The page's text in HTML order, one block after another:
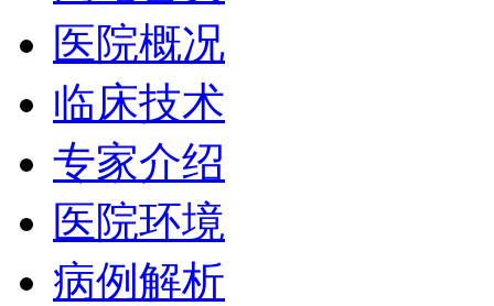
医院概况
临床技术
专家介绍
医院环境
病例解析